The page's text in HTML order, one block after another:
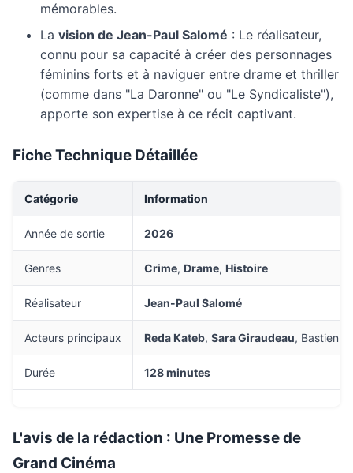
mémorables.
La vision de Jean-Paul Salomé : Le réalisateur,
connu pour sa capacité à créer des personnages
féminins forts et à naviguer entre drame et thriller
(comme dans "La Daronne" ou "Le Syndicaliste"),
apporte son expertise à ce récit captivant.
Fiche Technique Détaillée
Catégorie Information
Année de sortie 2026
Genres Crime, Drame, Histoire
Réalisateur Jean-Paul Salomé
Acteurs principaux Reda Kateb, Sara Giraudeau, Bastien
Durée 128 minutes
L'avis de la rédaction : Une Promesse de
Grand Cinéma